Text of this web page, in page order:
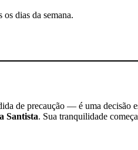
dias da semana.
de precaução — é uma decisão
Santista. Sua tranquilidade